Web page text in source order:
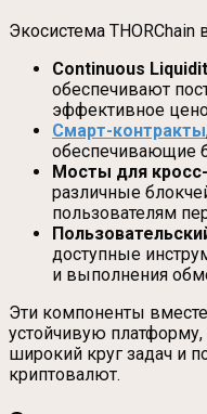
Экосистема THORChain
Continuous
обеспечивают
эффективное
Смарт-контракты
обеспечивающие
Мосты для
различные
пользователям
доступные
и выполнения
Эти компоненты
устойчивую
широкий круг задач и
криптовалют.